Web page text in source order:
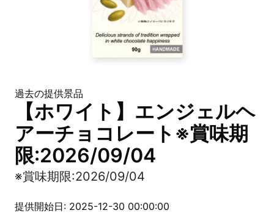
過去の提供景品
【ホワイト】エンジェルヘ
アーチョコレート※賞味期
限:2026/09/04
※賞味期限:2026/09/04
提供開始日: 2025-12-30 00:00:00